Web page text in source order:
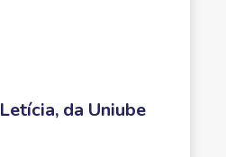
Letícia, da Uniube